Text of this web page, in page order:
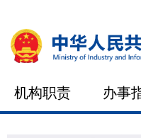
机构职责 办事